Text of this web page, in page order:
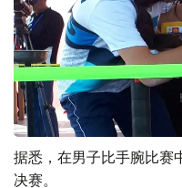
据悉，在男子比手腕比赛
决赛。